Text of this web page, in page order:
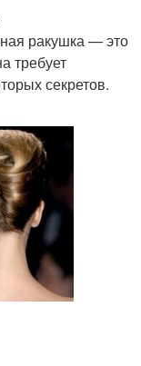
ракушка — это
требует
секретов.